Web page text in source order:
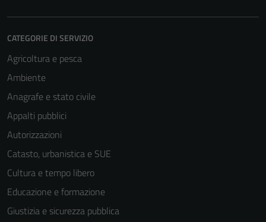
CATEGORIE DI SERVIZIO
Agricoltura e pesca
Ambiente
Anagrafe e stato civile
Appalti pubblici
Autorizzazioni
Catasto, urbanistica e SUE
Cultura e tempo libero
Educazione e formazione
Giustizia e sicurezza pubblica